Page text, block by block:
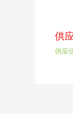
供
供应